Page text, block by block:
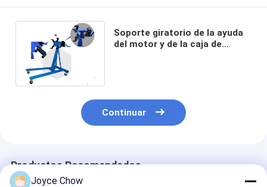
Soporte giratorio de la ayuda
del motor y de la caja de
Continuar
Productos Recomendados
Joyce Chow